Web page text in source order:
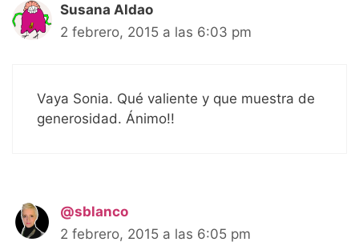
Susana Aldao
2 febrero, 2015 a las 6:03 pm
Vaya Sonia. Qué valiente y que muestra de
generosidad. Ánimo!!
@sblanco
2 febrero, 2015 a las 6:05 pm